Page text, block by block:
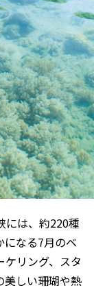
には、約220種
になる7月のベ
リング、スタ
美しい珊瑚や熱